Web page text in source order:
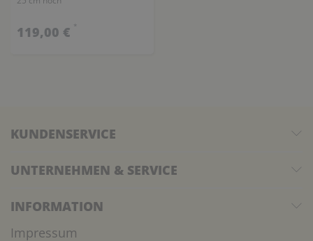
119,00 € *
KUNDENSERVICE
UNTERNEHMEN & SERVICE
INFORMATION
Impressum